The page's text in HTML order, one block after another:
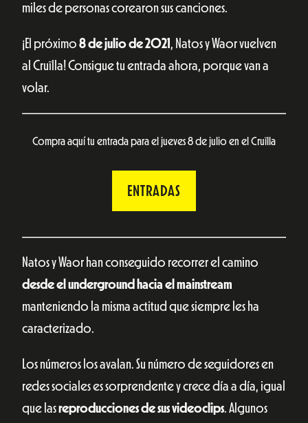
miles de personas corearon sus canciones.
¡El próximo 8 de julio de 2021 , Natos y Waor vuelven
al Cruïlla! Consigue tu entrada ahora, porque van a
volar.
Compra aquí tu entrada para el jueves 8 de julio en el Cruïlla
ENTRADAS
Natos y Waor han conseguido recorrer el camino
desde el underground hacia el mainstream
manteniendo la misma actitud que siempre les ha
caracterizado.
Los números los avalan. Su número de seguidores en
redes sociales es sorprendente y crece día a día, igual
que lasreproducciones de sus videoclips. Algunos